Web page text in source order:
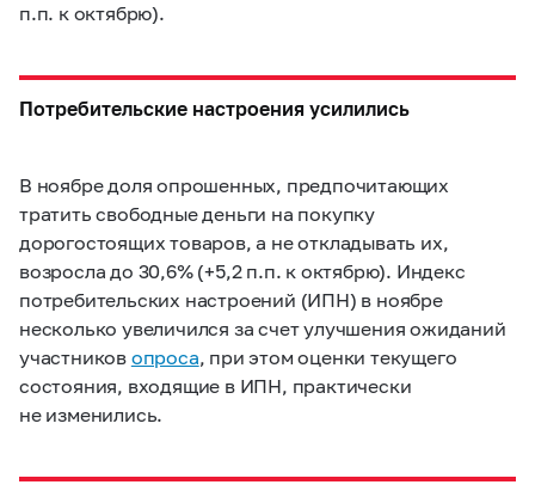
п.п. к октябрю).
Потребительские настроения усилились
В ноябре доля опрошенных, предпочитающих
тратить свободные деньги на покупку
дорогостоящих товаров, а не откладывать их,
возросла до 30,6% (+5,2 п.п. к октябрю). Индекс
потребительских настроений (ИПН) в ноябре
несколько увеличился за счет улучшения ожиданий
участников опроса, при этом оценки текущего
состояния, входящие в ИПН, практически
не изменились.